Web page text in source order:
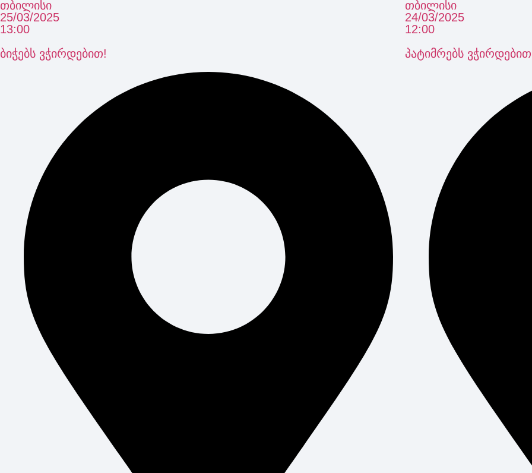
თბილისი
25/03/2025
13:00
ბიჭებს ვჭირდებით!
თბილისი
24/03/2025
12:00
პატიმრებს